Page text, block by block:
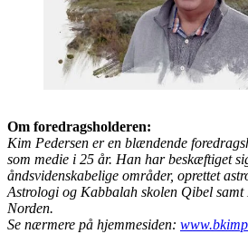
Om foredragsholderen:
Kim Pedersen er en blændende
som medie i 25 år. Han har beskæftiget
åndsvidenskabelige områder, oprettet
Astrologi og Kabbalah skolen Qibel
Norden.
Se nærmere på hjemmesiden: